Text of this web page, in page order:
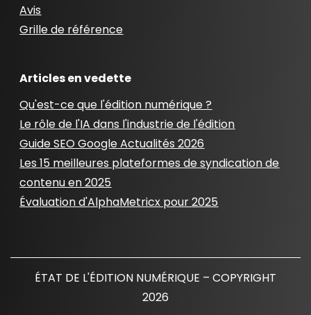
Avis
Grille de référence
Articles en vedette
Qu'est-ce que l'édition numérique ?
Le rôle de l'IA dans l'industrie de l'édition
Guide SEO Google Actualités 2026
Les 15 meilleures plateformes de syndication de
contenu en 2025
Évaluation d'AlphaMetricx pour 2025
ÉTAT DE L'ÉDITION NUMÉRIQUE – COPYRIGHT
2026